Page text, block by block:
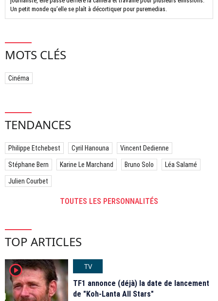
Un petit monde qu’elle se plaît à décortiquer pour puremedias.
MOTS CLÉS
Cinéma
TENDANCES
Philippe Etchebest Cyril Hanouna Vincent Dedienne
Stéphane Bern Karine Le Marchand Bruno Solo Léa Salamé
Julien Courbet
TOUTES LES PERSONNALITÉS
TOP ARTICLES
player2
TV
TF1 annonce (déjà) la date de lancement
de "Koh-Lanta All Stars"